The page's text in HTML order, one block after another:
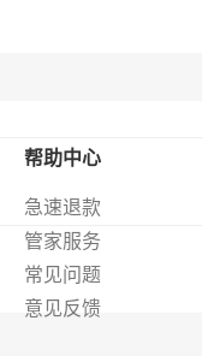
帮助中心
急速退款
管家服务
常见问题
意见反馈